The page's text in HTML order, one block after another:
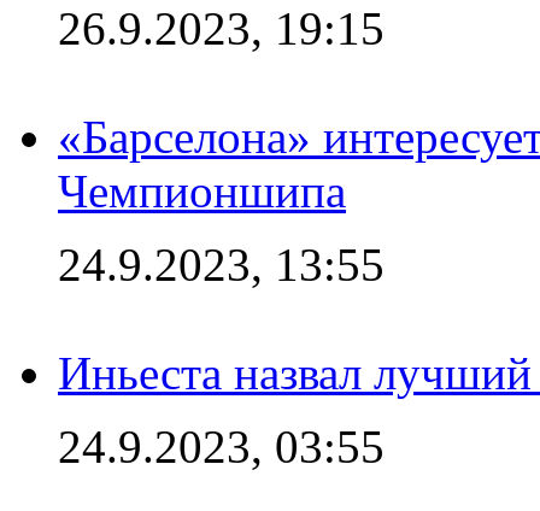
26.9.2023, 19:15
«Барселона»
Чемпионшипа
24.9.2023, 13:55
Иньеста назвал
24.9.2023, 03:55